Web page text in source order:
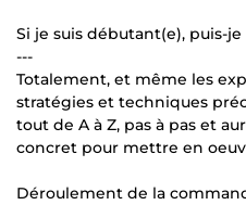
Si je suis débutant(e), puis-
---
Totalement, et même les
stratégies et techniques
tout de A à Z, pas à pas et
concret pour mettre en
Déroulement de la